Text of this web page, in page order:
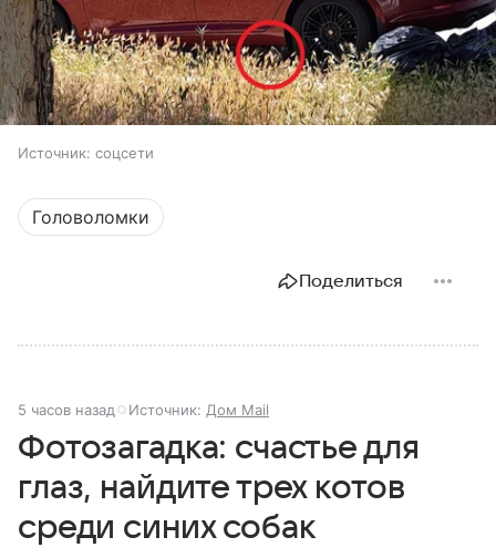
Источник: соцсети
Головоломки
Поделиться
5 часов назад Источник: Дом Mail
Фотозагадка: счастье для
глаз, найдите трех котов
среди синих собак